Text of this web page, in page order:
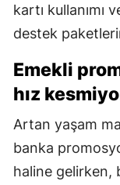
kartı kullanımı
destek
Emekli
hız
Artan yaşam
banka
haline gelirken,